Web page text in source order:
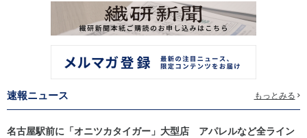
速報ニュース もっとみる
名古屋駅前に「オニツカタイガー」大型店 アパレルなど全ライン